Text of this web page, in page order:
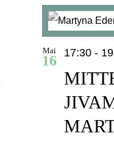
Mai
16 17:30 -